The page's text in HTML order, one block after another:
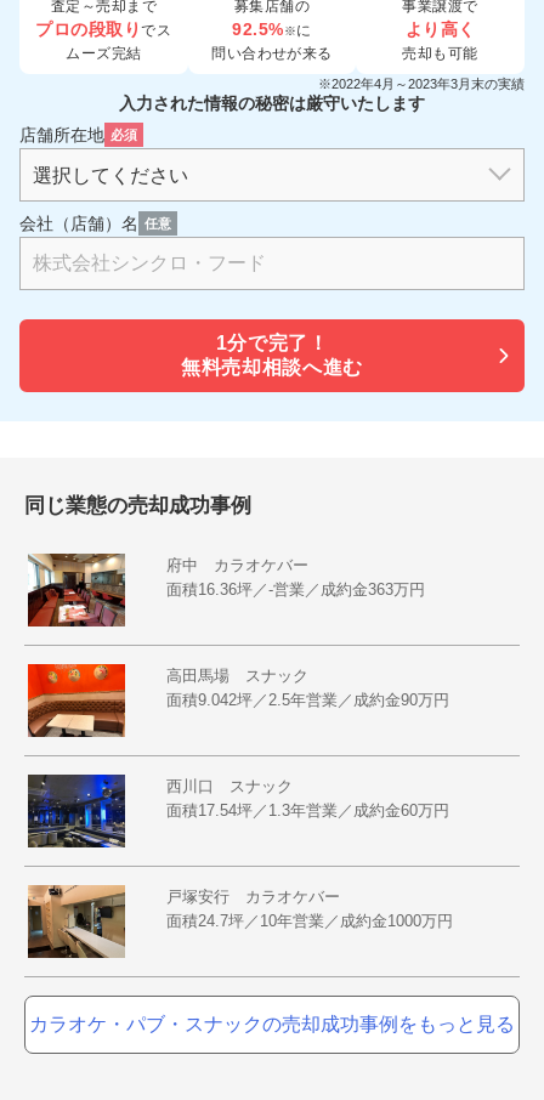
査定～売却まで
プロの段取りでス
ムーズ完結
募集店舗の
92.5%※に
問い合わせが来る
事業譲渡で
より高く
売却も可能
※2022年4月～2023年3月末の実績
入力された情報の秘密は厳守いたします
店舗所在地 必須
会社（店舗）名 任意
1分で完了！
無料売却相談へ進む
同じ業態の売却成功事例
府中 カラオケバー
面積16.36坪／-営業／成約金363万円
高田馬場 スナック
面積9.042坪／2.5年営業／成約金90万円
西川口 スナック
面積17.54坪／1.3年営業／成約金60万円
戸塚安行 カラオケバー
面積24.7坪／10年営業／成約金1000万円
カラオケ・パブ・スナックの売却成功事例をもっと見る